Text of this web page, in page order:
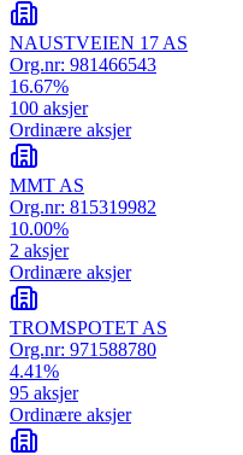
NAUSTVEIEN 17 AS
Org.nr: 981466543
16.67%
100 aksjer
Ordinære aksjer
MMT AS
Org.nr: 815319982
10.00%
2 aksjer
Ordinære aksjer
TROMSPOTET AS
Org.nr: 971588780
4.41%
95 aksjer
Ordinære aksjer